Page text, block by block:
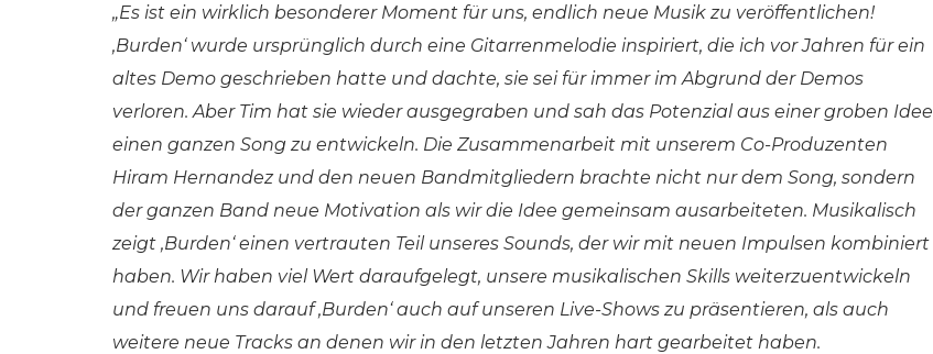
„Es ist ein wirklich besonderer Moment für uns, endlich neue Musik zu veröffentlichen!
‚Burden‘ wurde ursprünglich durch eine Gitarrenmelodie inspiriert, die ich vor Jahren für ein
altes Demo geschrieben hatte und dachte, sie sei für immer im Abgrund der Demos
verloren. Aber Tim hat sie wieder ausgegraben und sah das Potenzial aus einer groben Idee
einen ganzen Song zu entwickeln. Die Zusammenarbeit mit unserem Co-Produzenten
Hiram Hernandez und den neuen Bandmitgliedern brachte nicht nur dem Song, sondern
der ganzen Band neue Motivation als wir die Idee gemeinsam ausarbeiteten. Musikalisch
zeigt ‚Burden‘ einen vertrauten Teil unseres Sounds, der wir mit neuen Impulsen kombiniert
haben. Wir haben viel Wert daraufgelegt, unsere musikalischen Skills weiterzuentwickeln
und freuen uns darauf ‚Burden‘ auch auf unseren Live-Shows zu präsentieren, als auch
weitere neue Tracks an denen wir in den letzten Jahren hart gearbeitet haben.